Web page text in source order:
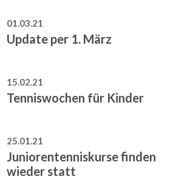
01.03.21
Update per 1. März
15.02.21
Tenniswochen für Kinder
25.01.21
Juniorentenniskurse finden
wieder statt